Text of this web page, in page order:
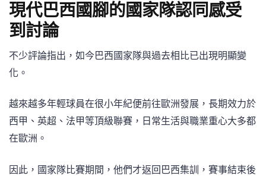
現代巴西國腳的國家隊認同感受
到討論
不少評論指出，如今巴西國家隊與過去相比已出現明顯變
化。
越來越多年輕球員在很小年紀便前往歐洲發展，長期效力於
西甲、英超、法甲等頂級聯賽，日常生活與職業重心大多都
在歐洲。
因此，國家隊比賽期間，他們才返回巴西集訓，賽事結束後